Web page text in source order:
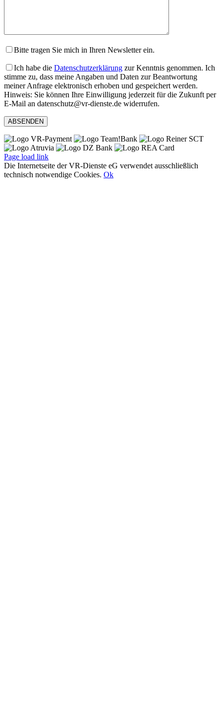
Bitte tragen Sie mich in Ihren Newsletter ein.
Ich habe die Datenschutzerklärung zur Kenntnis genommen. Ich
stimme zu, dass meine Angaben und Daten zur Beantwortung
meiner Anfrage elektronisch erhoben und gespeichert werden.
Hinweis: Sie können Ihre Einwilligung jederzeit für die Zukunft per
E-Mail an datenschutz@vr-dienste.de widerrufen.
Page load link
Die Internetseite der VR-Dienste eG verwendet ausschließlich
technisch notwendige Cookies. Ok